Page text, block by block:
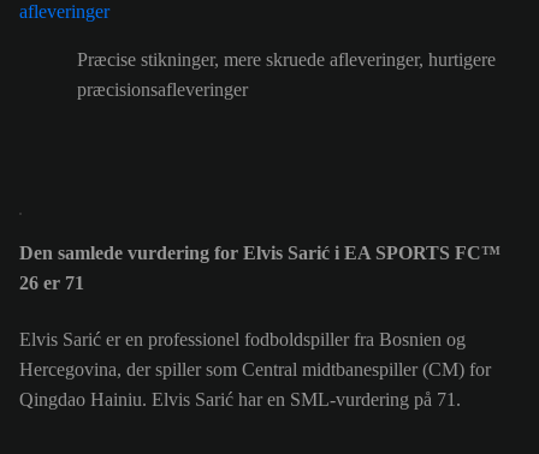
Præcise stikninger, mere skruede afleveringer, hurtigere
præcisionsafleveringer
Den samlede vurdering for Elvis Sarić i EA SPORTS FC™
26 er 71
Elvis Sarić er en professionel fodboldspiller fra Bosnien og
Hercegovina, der spiller som Central midtbanespiller (CM) for
Qingdao Hainiu. Elvis Sarić har en SML-vurdering på 71.